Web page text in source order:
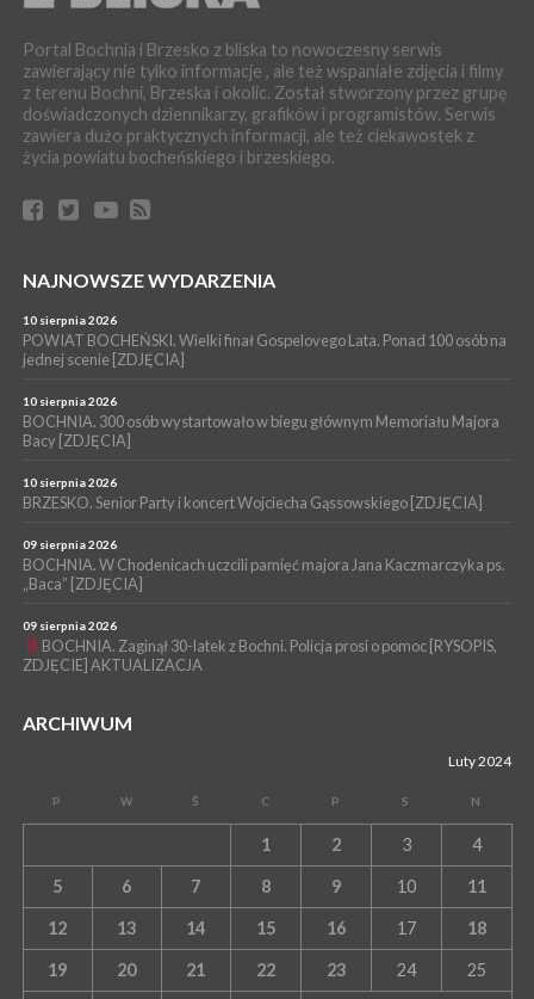
Lipnicy Górnej. Podpisano umowę na realizację tej inwestycji
KULTURA
07 sierpnia 2026
BRZESKO. W sobotę Senior Party 2026. ZAśpiewa Wojciech
Gąssowski
06 sierpnia 2026
WYDARZENIA
BOCHNIA. W niedzielę memoriałowy Bieg Majora Bacy. Będą
zmiany w organizacji ruchu [MAPA]
06 sierpnia 2026
BOCHNIA. Podpisano umowę na wykonanie dokumentacji
projektowej przebudowy ulicy Dołuszyckiej
Portal Bochnia i Brzesko z bliska to nowoczesny serwis
zawierający nie tylko informacje , ale też wspaniałe zdjęcia i filmy
z terenu Bochni, Brzeska i okolic. Został stworzony przez grupę
doświadczonych dziennikarzy, grafików i programistów. Serwis
zawiera dużo praktycznych informacji, ale też ciekawostek z
życia powiatu bocheńskiego i brzeskiego.
NAJNOWSZE WYDARZENIA
10 sierpnia 2026
POWIAT BOCHEŃSKI. Wielki finał Gospelovego Lata. Ponad 100 osób na
jednej scenie [ZDJĘCIA]
10 sierpnia 2026
BOCHNIA. 300 osób wystartowało w biegu głównym Memoriału Majora
Bacy [ZDJĘCIA]
10 sierpnia 2026
BRZESKO. Senior Party i koncert Wojciecha Gąssowskiego [ZDJĘCIA]
09 sierpnia 2026
BOCHNIA. W Chodenicach uczcili pamięć majora Jana Kaczmarczyka ps.
„Baca” [ZDJĘCIA]
09 sierpnia 2026
BOCHNIA. Zaginął 30-latek z Bochni. Policja prosi o pomoc [RYSOPIS,
ZDJĘCIE] AKTUALIZACJA
ARCHIWUM
Luty 2024
P W Ś C P S N
1 2 3 4
5 6 7 8 9 10 11
12 13 14 15 16 17 18
19 20 21 22 23 24 25